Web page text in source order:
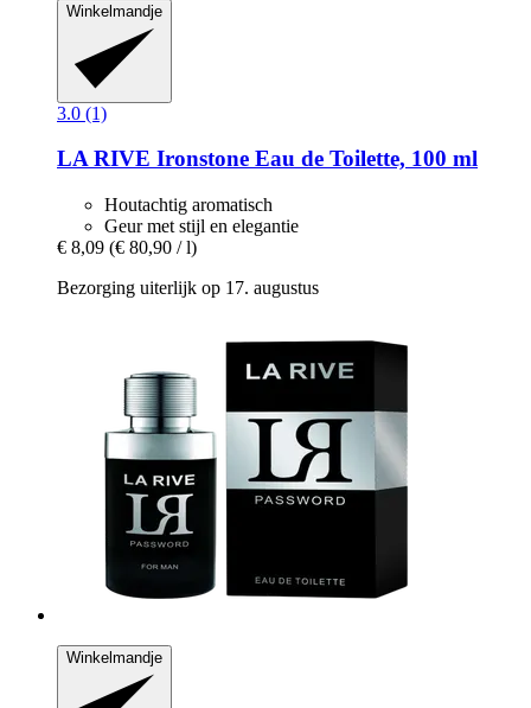
Winkelmandje
3.0 (1)
LA RIVE Ironstone Eau de Toilette, 100 ml
Houtachtig aromatisch
Geur met stijl en elegantie
€ 8,09 (€ 80,90 / l)
Bezorging uiterlijk op 17. augustus
Winkelmandje